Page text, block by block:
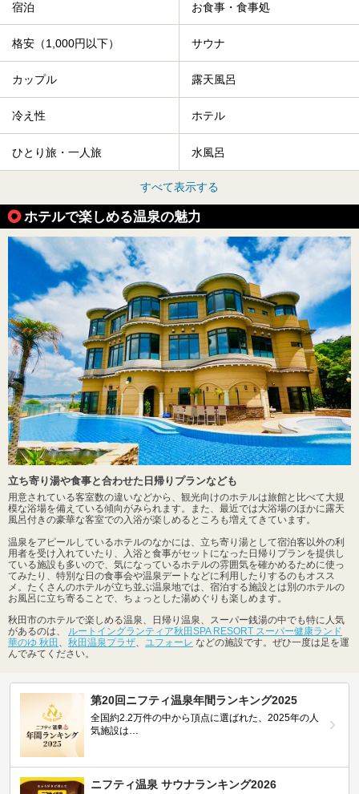
宿泊 お食事・食事処
格安（1,000円以下） サウナ
カップル 露天風呂
冷え性 ホテル
ひとり旅・一人旅 水風呂
すべて表示する
ホテルで楽しめる温泉の魅力
立ち寄り湯や食事と合わせた日帰りプランなども
用意されている客室数の違いなどから、観光向けのホテルは旅館と比べて大規
模な浴場を備えている傾向がみられます。また、最近では大浴場のほかに露天
風呂付きの豪華な客室での入浴が楽しめるところも増えてきています。
温泉をアピールしているホテルのなかには、立ち寄り湯として宿泊客以外の利
用者を受け入れていたり、入浴と食事がセットになった日帰りプランを提供し
ている施設も多いので、気になっているホテルの雰囲気を確かめるために使っ
てみたり、特別な日の食事会や温泉デートなどに利用したりするのもオスス
メ。たくさんのホテルが立ち並ぶ温泉地では、宿泊する施設とは別のホテルの
お風呂に立ち寄ることで、ちょっとした湯めぐりも楽しめます。
秋田市のホテルで楽しめる温泉、日帰り温泉、スーパー銭湯の中でも特に人気
があるのは、
ルートイングランティア秋田SPA RESORT スーパー健康ランド
華のゆ 秋田
秋田温泉プラザ ユフォーレ などの施設です。ぜひ一度は足を運
んでみてください。
第20回ニフティ温泉年間ランキング2025
全国約2.2万件の中から頂点に選ばれた、2025年の人
気施設は…
ニフティ温泉 サウナランキング2026